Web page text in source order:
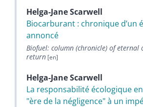
Helga-JaneScarwell
Biocarburant : chronique d’un
annoncé
Biofuel: column (chronicle) of eternal
return
Helga-JaneScarwell
La responsabilité écologique
"ère de la négligence" à un